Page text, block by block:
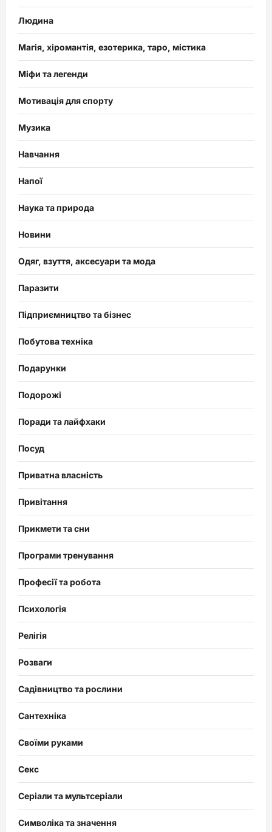
Людина
Магія, хіромантія, езотерика, таро, містика
Міфи та легенди
Мотивація для спорту
Музика
Навчання
Напої
Наука та природа
Новини
Одяг, взуття, аксесуари та мода
Паразити
Підприємництво та бізнес
Побутова техніка
Подарунки
Подорожі
Поради та лайфхаки
Посуд
Приватна власність
Привітання
Прикмети та сни
Програми тренування
Професії та робота
Психологія
Релігія
Розваги
Садівництво та рослини
Сантехніка
Своїми руками
Секс
Серіали та мультсеріали
Символіка та значення